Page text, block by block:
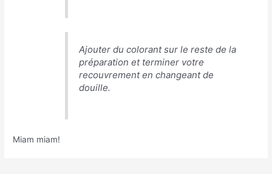
Ajouter du colorant sur le reste de la
préparation et terminer votre
recouvrement en changeant de
douille.
Miam miam!